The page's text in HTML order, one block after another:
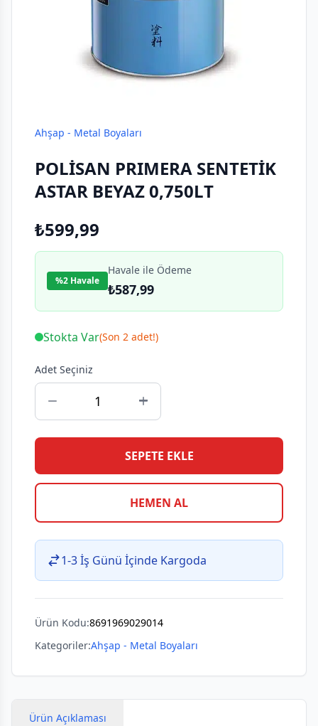
Ahşap - Metal Boyaları
POLİSAN PRIMERA SENTETİK
ASTAR BEYAZ 0,750LT
₺599,99
%2 Havale
Havale ile Ödeme
₺587,99
Stokta Var(Son 2 adet!)
Adet Seçiniz
SEPETE EKLE
HEMEN AL
1-3 İş Günü İçinde Kargoda
Ürün Kodu:8691969029014
Kategoriler:Ahşap - Metal Boyaları
Ürün Açıklaması